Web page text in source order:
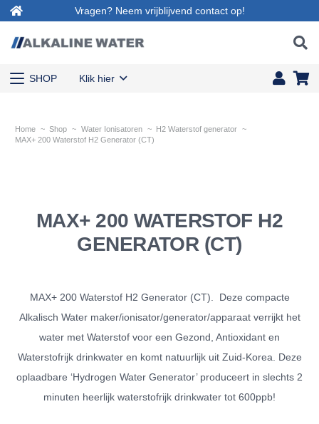
Vragen? Neem vrijblijvend contact op!
SHOP Klik hier
Home ~ Shop ~ Water Ionisatoren ~ H2 Waterstof generator ~
MAX+ 200 Waterstof H2 Generator (CT)
MAX+ 200 WATERSTOF H2
GENERATOR (CT)
MAX+ 200 Waterstof H2 Generator (CT). Deze compacte
Alkalisch Water maker/ionisator/generator/apparaat verrijkt het
water met Waterstof voor een Gezond, Antioxidant en
Waterstofrijk drinkwater en komt natuurlijk uit Zuid-Korea. Deze
oplaadbare ‘Hydrogen Water Generator’ produceert in slechts 2
minuten heerlijk waterstofrijk drinkwater tot 600ppb!